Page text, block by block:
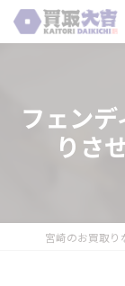
フェン
りさ